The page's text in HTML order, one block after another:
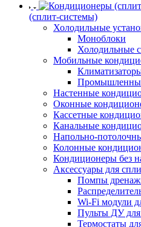
(сплит-системы)
Холодильные
Моноблоки
Холодильные
Мобильные
Настенные
Оконные
Кассетные
Канальные
Напольно-
Колонные
Кондиционеры без
Аксессуары для
Помпы
Wi-Fi модули
Пульты ДУ для
Термостаты